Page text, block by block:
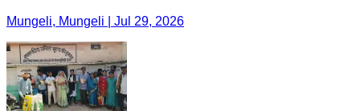
Mungeli, Mungeli | Jul 29, 2026